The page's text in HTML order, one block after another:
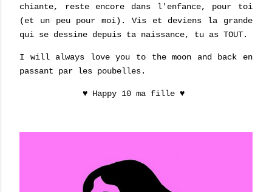
chiante, reste encore dans l'enfance, pour toi
(et un peu pour moi). Vis et deviens la grande
qui se dessine depuis ta naissance, tu as TOUT.
I will always love you to the moon and back en
passant par les poubelles.
♥ Happy 10 ma fille ♥